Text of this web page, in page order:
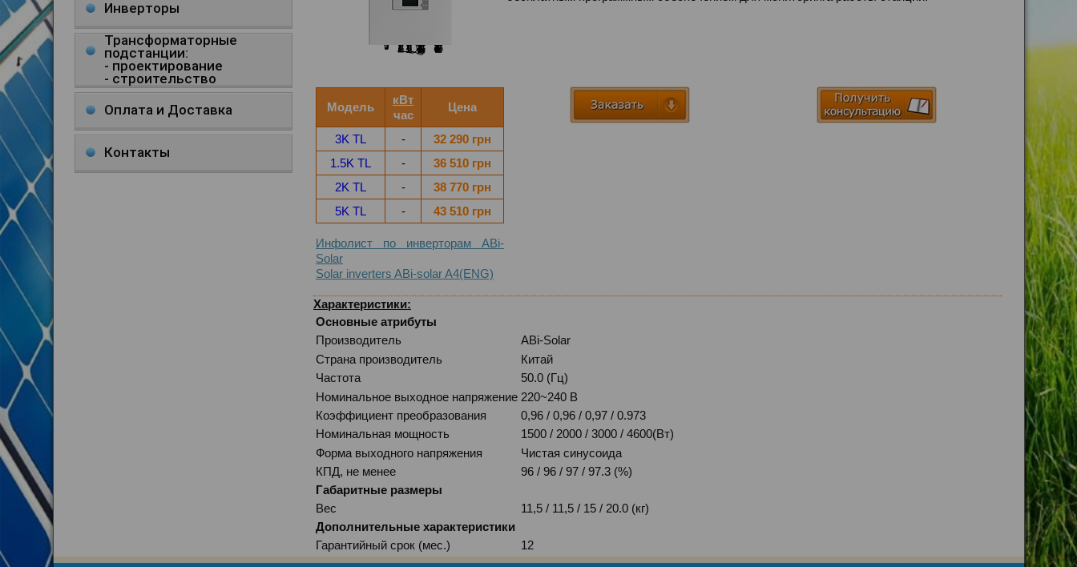
Инверторы
Трансформаторные
подстанции:
- проектирование
- строительство
Оплата и Доставка
Контакты
Модель
кВт
час
Цена
3K TL -
32 290 грн
1.5K TL
-
36 510 грн
2K TL
-
38 770 грн
5K TL
- 43 510 грн
Инфолист по инверторам ABi-
Solar
Solar inverters ABi-solar A4(ENG)
Характеристики:
Основные атрибуты
Производитель
ABi-Solar
Страна производитель
Китай
Частота
50.0 (Гц)
Номинальное выходное напряжение 220~240 В
Коэффициент преобразования
0,96 / 0,96 / 0,97 / 0.973
Номинальная мощность
1500 / 2000 / 3000 / 4600(Вт)
Форма выходного напряжения
Чистая синусоида
КПД, не менее
96 / 96 / 97 / 97.3 (%)
Габаритные размеры
Вес
11,5 / 11,5 / 15 / 20.0 (кг)
Дополнительные характеристики
Гарантийный срок (мес.)
12